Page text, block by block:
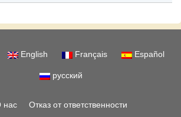
English Français Español
русский
нас Отказ от ответственности